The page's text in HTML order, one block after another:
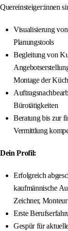
Quereinsteiger:innen
Visualisierung
Planungstools
Begleitung von
Montage der
Bürotätigkeiten
Beratung bis zur
Vermittlung
Dein Profil:
Erfolgreich
kaufmännische
Zeichner,
Erste
Gespür für